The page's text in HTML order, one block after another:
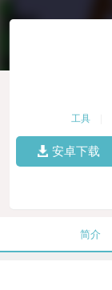
工具
安卓下载
简介